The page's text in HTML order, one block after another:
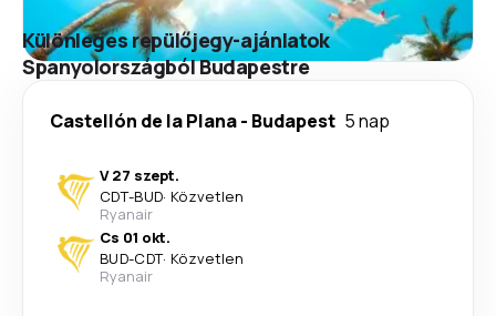
Különleges repülőjegy-ajánlatok
Spanyolországból Budapestre
Castellón de la Plana- Budapest 5 nap
V 27 szept.
CDT-BUD· Közvetlen
Ryanair
Cs 01 okt.
BUD-CDT· Közvetlen
Ryanair